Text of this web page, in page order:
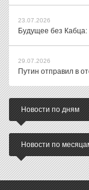
23.07.2026
Будущее без Кабца:
29.07.2026
Путин отправил в
Новости по дням
Новости по